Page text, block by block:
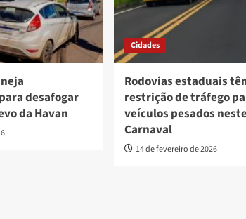
desafogar
da Havan
Cidades
Rodovias estaduais
restrição de tráfego
veículos pesados
Carnaval
14 de fevereiro de 2026